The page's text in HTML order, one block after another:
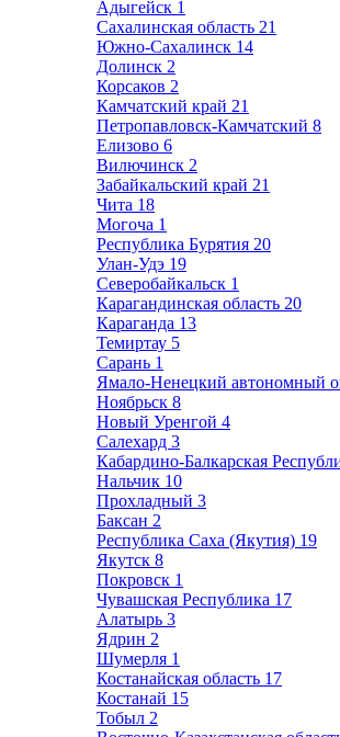
Адыгейск 1
Сахалинская область 21
Южно-Сахалинск 14
Долинск 2
Корсаков 2
Камчатский край 21
Петропавловск-Камчатский 8
Елизово 6
Вилючинск 2
Забайкальский край 21
Чита 18
Могоча 1
Республика Бурятия 20
Улан-Удэ 19
Северобайкальск 1
Карагандинская область 20
Караганда 13
Темиртау 5
Сарань 1
Ямало-Ненецкий автономный
Ноябрьск 8
Новый Уренгой 4
Салехард 3
Кабардино-Балкарская
Нальчик 10
Прохладный 3
Баксан 2
Республика Саха (Якутия) 19
Якутск 8
Покровск 1
Чувашская Республика 17
Алатырь 3
Ядрин 2
Шумерля 1
Костанайская область 17
Костанай 15
Тобыл 2